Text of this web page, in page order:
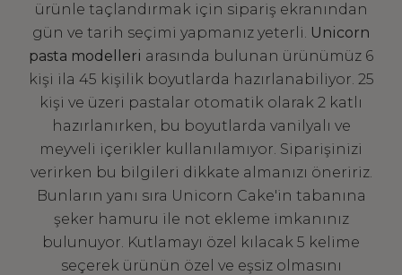
ürünle taçlandırmak için sipariş ekranından
gün ve tarih seçimi yapmanız yeterli. Unicorn
pasta modelleri arasında bulunan ürünümüz 6
kişi ila 45 kişilik boyutlarda hazırlanabiliyor. 25
kişi ve üzeri pastalar otomatik olarak 2 katlı
hazırlanırken, bu boyutlarda vanilyalı ve
meyveli içerikler kullanılamıyor. Siparişinizi
verirken bu bilgileri dikkate almanızı öneririz.
Bunların yanı sıra Unicorn Cake'in tabanına
şeker hamuru ile not ekleme imkanınız
bulunuyor. Kutlamayı özel kılacak 5 kelime
seçerek ürünün özel ve eşsiz olmasını